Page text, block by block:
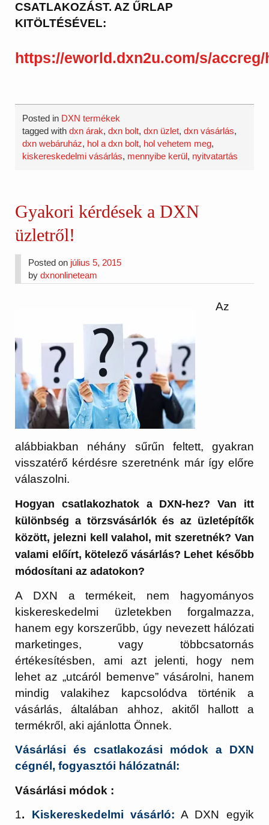
CSATLAKOZÁST. AZ ŰRLAP
KITÖLTÉSÉVEL:
https://eworld.dxn2u.com/s/accreg/
Posted in DXN termékek
tagged withdxn árak,dxn bolt,dxn üzlet,dxn vásárlás,
dxn webáruház, hol a dxn bolt, hol vehetem meg,
kiskereskedelmi vásárlás, mennyibe kerül, nyitvatartás
Gyakori kérdések a DXN
üzletről!
Posted on július 5, 2015
bydxnonlineteam
Az
alábbiakban néhány sűrűn feltett, gyakran
visszatérő kérdésre szeretnénk már így előre
válaszolni.
Hogyan csatlakozhatok a DXN-hez? Van itt
különbség a törzsvásárlók és az üzletépítők
között, jelezni kell valahol, mit szeretnék? Van
valami előírt, kötelező vásárlás? Lehet később
módosítani az adatokon?
A DXN a termékeit, nem hagyományos
kiskereskedelmi üzletekben forgalmazza,
hanem egy korszerűbb, úgy nevezett hálózati
marketinges, vagy többcsatornás
értékesítésben, ami azt jelenti, hogy nem
lehet az „utcáról bemenve” vásárolni, hanem
mindig valakihez kapcsolódva történik a
vásárlás, általában ahhoz, akitől hallott a
termékről, aki ajánlotta Önnek.
Vásárlási és csatlakozási módok a DXN
cégnél, fogyasztói hálózatnál:
Vásárlási módok :
1. Kiskereskedelmi vásárló: A DXN egyik